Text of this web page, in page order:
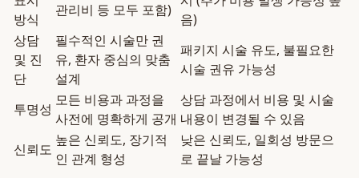
방식
관리비 등 모두 포함)
음)
상담
및 진
단
필수적인 시술만 권
유, 환자 중심의 맞춤
설계
패키지 시술 유도, 불필요한
시술 권유 가능성
투명성
모든 비용과 과정을
사전에 명확하게 공개
상담 과정에서 비용 및 시술
내용이 변경될 수 있음
신뢰도
높은 신뢰도, 장기적
인 관계 형성
낮은 신뢰도, 일회성 방문으
로 끝날 가능성